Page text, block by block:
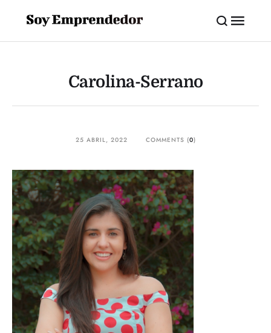
Carolina-Serrano
25 ABRIL, 2022 COMMENTS (0)